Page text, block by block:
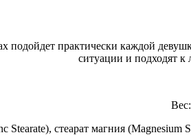
подойдет практически каждой
ситуации и подходят
стеарат магния (Magnesium